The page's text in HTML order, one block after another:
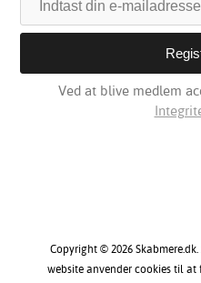
Ved at blive medlem
Copyright © 2026
website anvender cookies til